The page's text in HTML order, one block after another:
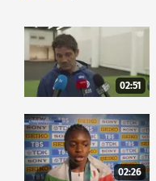
02:51
02:26